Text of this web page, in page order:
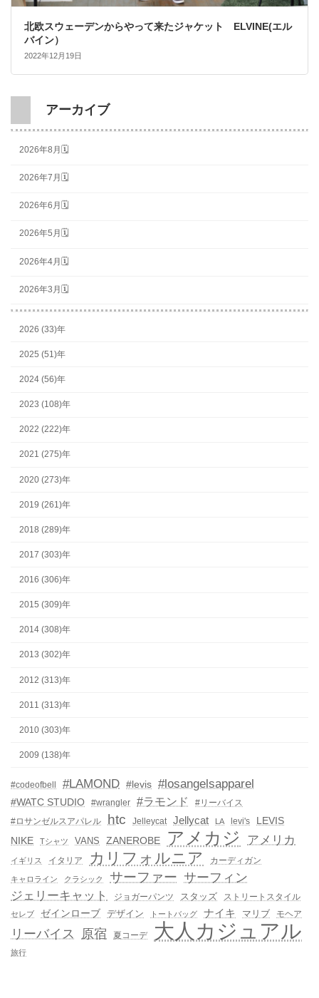
北欧スウェーデンからやって来たジャケット ELVINE(エル
バイン）
2022年12月19日
アーカイブ
2026年8月🗓
2026年7月🗓
2026年6月🗓
2026年5月🗓
2026年4月🗓
2026年3月🗓
2026 (33)年
2025 (51)年
2024 (56)年
2023 (108)年
2022 (222)年
2021 (275)年
2020 (273)年
2019 (261)年
2018 (289)年
2017 (303)年
2016 (306)年
2015 (309)年
2014 (308)年
2013 (302)年
2012 (313)年
2011 (313)年
2010 (303)年
2009 (138)年
#codeofbell #LAMOND #levis #losangelsapparel
#WATC STUDIO #wrangler #ラモンド
#リーバイス
#ロサンゼルスアパレル
htc Jelleycat Jellycat LA levi's
LEVIS
NIKE
Tシャツ VANS ZANEROBE アメカジ アメリカ
イギリス イタリア カリフォルニア カーディガン
キャロライン クラシック サーファー サーフィン
ジェリーキャット
ジョガーパンツ スタッズ ストリートスタイル
セレブ ゼインローブ デザイン トートバッグ ナイキ マリブ モヘア
リーバイス 原宿 夏コーデ 大人カジュアル
旅行